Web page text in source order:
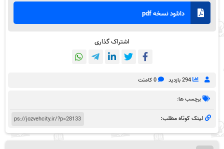
دانلود نسخه pdf
اشتراک گذاری
294 بازدید 0 کامنت
برچسب ها:
لینک کوتاه مطلب: